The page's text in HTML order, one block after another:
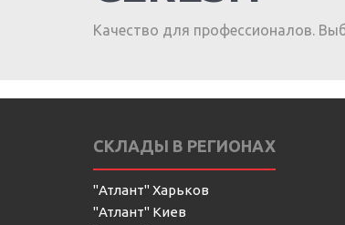
Качество для профессионалов.
СКЛАДЫ В РЕГИОНАХ
"Атлант" Харьков
"Атлант" Киев